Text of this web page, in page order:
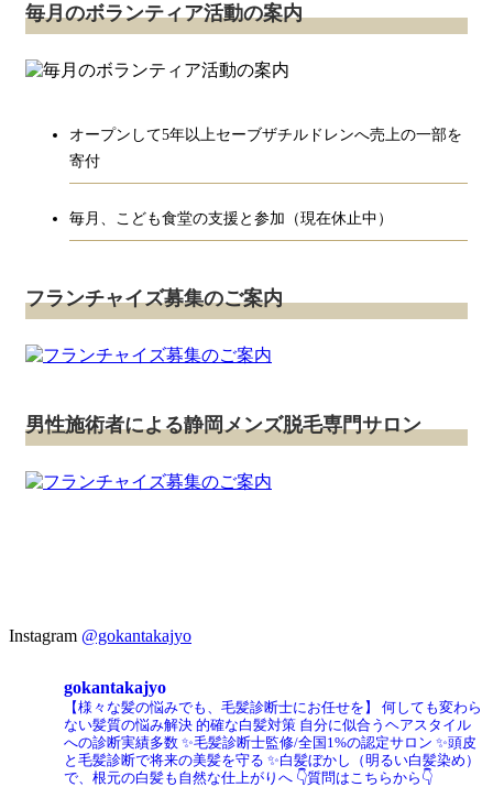
毎月のボランティア活動の案内
オープンして5年以上セーブザチルドレンへ売上の一部を
寄付
毎月、こども食堂の支援と参加（現在休止中）
フランチャイズ募集のご案内
男性施術者による静岡メンズ脱毛専門サロン
Instagram @gokantakajyo
gokantakajyo
【様々な髪の悩みでも、毛髪診断士にお任せを】
何しても変わら
ない髪質の悩み解決 的確な白髪対策 自分に似合うヘアスタイル
への診断実績多数 ✨毛髪診断士監修/全国1%の認定サロン ✨頭皮
と毛髪診断で将来の美髪を守る ✨白髪ぼかし（明るい白髪染め）
で、根元の白髪も自然な仕上がりへ 👇質問はこちらから👇